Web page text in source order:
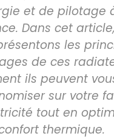
et de pilotage
Dans cet
les
de ces
ils peuvent
sur votre
tout en
thermique.